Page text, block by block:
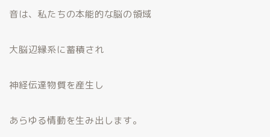
音は、私たちの本能的な脳の領域
大脳辺縁系に蓄積され
神経伝達物質を産生し
あらゆる情動を生み出します。